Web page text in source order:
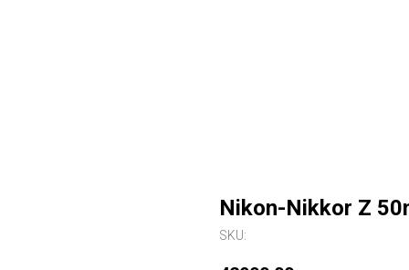
Nikon-Nikkor Z
SKU: